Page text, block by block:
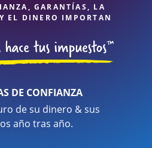
GARANTÍAS, LA
EL DINERO IMPORTAN
DE CONFIANZA
de su dinero & sus
año tras año.